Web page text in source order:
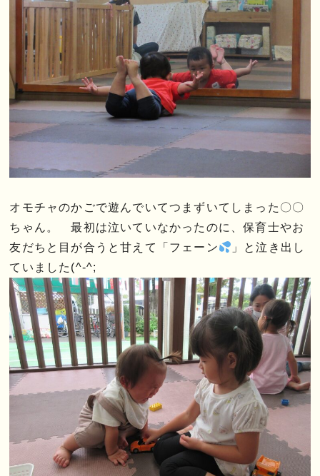
オモチャのかごで遊んでいてつまずいてしまった〇〇
ちゃん。 最初は泣いていなかったのに、保育士やお
友だちと目が合うと甘えて「フェーン
」と泣き出し
ていました(^-^;